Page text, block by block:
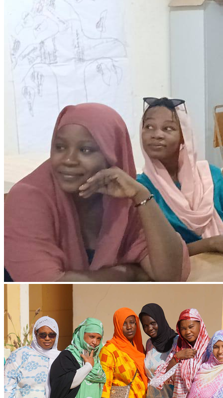
Ressources & Publications
Téléchargez nos dernières